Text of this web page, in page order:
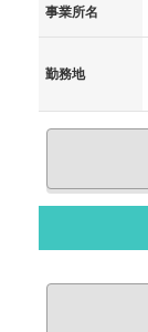
事業所名
勤務地